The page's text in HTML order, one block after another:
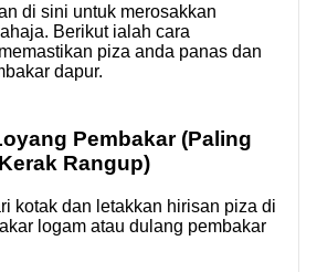
di sini untuk merosakkan
Berikut ialah cara
piza anda panas dan
dapur.
Pembakar (Paling
Rangup)
kotak dan letakkan hirisan piza di
logam atau dulang pembakar